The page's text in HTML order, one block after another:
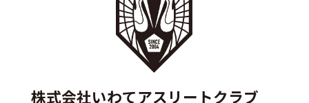
株式会社いわてアスリートクラブ